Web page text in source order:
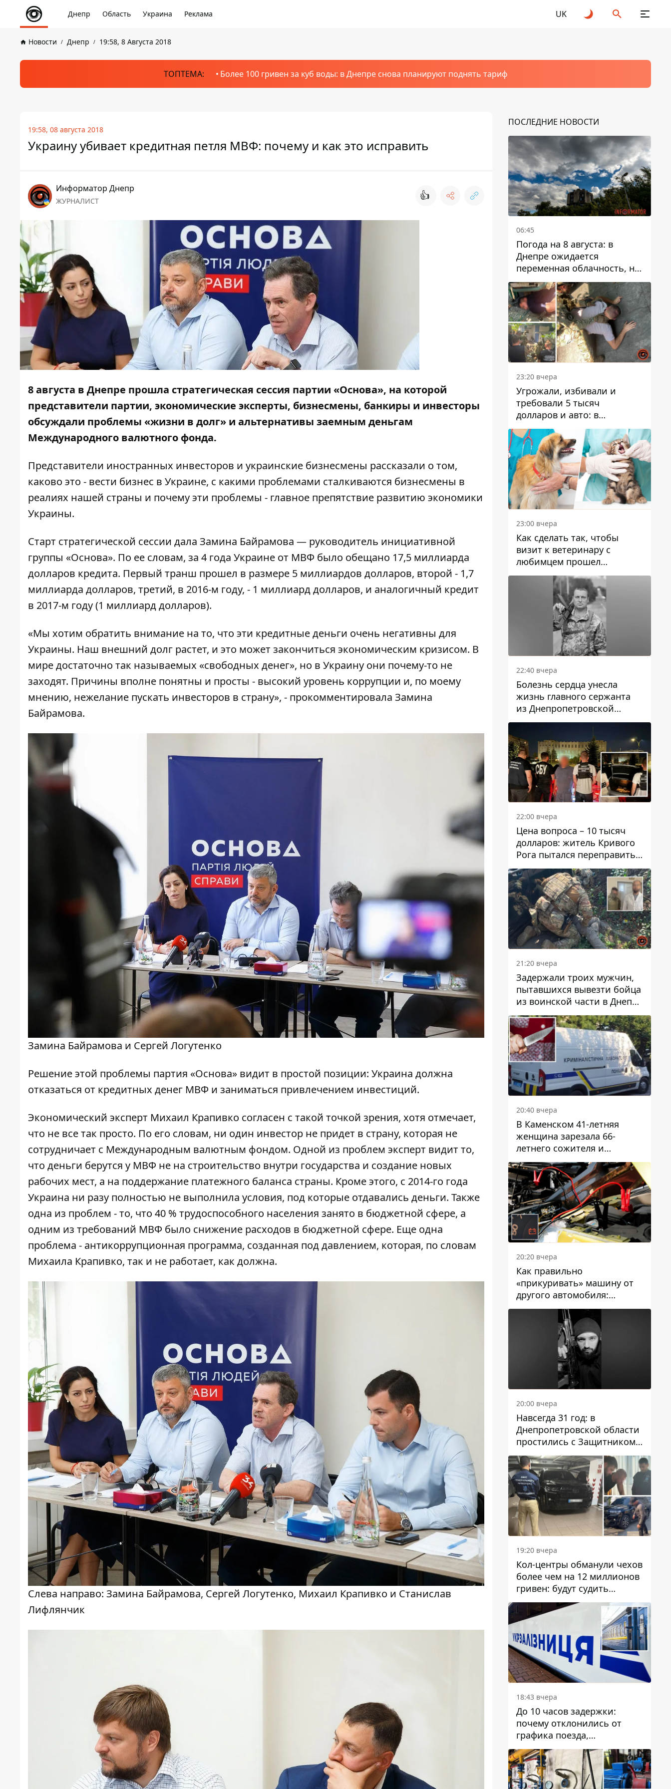
Днепр Область Украина Реклама UK
Новости Днепр 19:58, 8 Августа 2018
ТОПТЕМА: Более 100 гривен за куб воды: в Днепре снова планируют поднять тариф
19:58, 08 августа 2018
Украину убивает кредитная петля МВФ: почему и как это исправить
Информатор Днепр
ЖУРНАЛИСТ 👍
8 августа в Днепре прошла стратегическая сессия партии «Основа», на которой
представители партии, экономические эксперты, бизнесмены, банкиры и инвесторы
обсуждали проблемы «жизни в долг» и альтернативы заемным деньгам
Международного валютного фонда.
Представители иностранных инвесторов и украинские бизнесмены рассказали о том,
каково это - вести бизнес в Украине, с какими проблемами сталкиваются бизнесмены в
реалиях нашей страны и почему эти проблемы - главное препятствие развитию экономики
Украины.
Старт стратегической сессии дала Замина Байрамова — руководитель инициативной
группы «Основа». По ее словам, за 4 года Украине от МВФ было обещано 17,5 миллиарда
долларов кредита. Первый транш прошел в размере 5 миллиардов долларов, второй - 1,7
миллиарда долларов, третий, в 2016-м году, - 1 миллиард долларов, и аналогичный кредит
в 2017-м году (1 миллиард долларов).
«Мы хотим обратить внимание на то, что эти кредитные деньги очень негативны для
Украины. Наш внешний долг растет, и это может закончиться экономическим кризисом. В
мире достаточно так называемых «свободных денег», но в Украину они почему-то не
заходят. Причины вполне понятны и просты - высокий уровень коррупции и, по моему
мнению, нежелание пускать инвесторов в страну», - прокомментировала Замина
Байрамова.
Замина Байрамова и Сергей Логутенко
Решение этой проблемы партия «Основа» видит в простой позиции: Украина должна
отказаться от кредитных денег МВФ и заниматься привлечением инвестиций.
Экономический эксперт Михаил Крапивко согласен с такой точкой зрения, хотя отмечает,
что не все так просто. По его словам, ни один инвестор не придет в страну, которая не
сотрудничает с Международным валютным фондом. Одной из проблем эксперт видит то,
что деньги берутся у МВФ не на строительство внутри государства и создание новых
рабочих мест, а на поддержание платежного баланса страны. Кроме этого, с 2014-го года
Украина ни разу полностью не выполнила условия, под которые отдавались деньги. Также
одна из проблем - то, что 40 % трудоспособного населения занято в бюджетной сфере, а
одним из требований МВФ было снижение расходов в бюджетной сфере. Еще одна
проблема - антикоррупционная программа, созданная под давлением, которая, по словам
Михаила Крапивко, так и не работает, как должна.
Слева направо: Замина Байрамова, Сергей Логутенко, Михаил Крапивко и Станислав
Лифлянчик
ПОСЛЕДНИЕ НОВОСТИ
06:45
Погода на 8 августа: в
Днепре ожидается
переменная облачность, но
может пойти дождь
23:20 вчера
Угрожали, избивали и
требовали 5 тысяч
долларов и авто: в
Павлограде задержали двух
мужчин
23:00 вчера
Как сделать так, чтобы
визит к ветеринару с
любимцем прошел
спокойно: простые советы
22:40 вчера
Болезнь сердца унесла
жизнь главного сержанта
из Днепропетровской
области Юрия Свистуна
22:00 вчера
Цена вопроса – 10 тысяч
долларов: житель Кривого
Рога пытался переправить
мужчину в Словакию
21:20 вчера
Задержали троих мужчин,
пытавшихся вывезти бойца
из воинской части в Днепр
за 7 тысяч долларов: среди
них был врач
20:40 вчера
В Каменском 41-летняя
женщина зарезала 66-
летнего сожителя и
пыталась обмануть
полицейских
20:20 вчера
Как правильно
«прикуривать» машину от
другого автомобиля:
инструкция для водителей
20:00 вчера
Навсегда 31 год: в
Днепропетровской области
простились с Защитником
Александром Репиным
19:20 вчера
Кол-центры обманули чехов
более чем на 12 миллионов
гривен: будут судить
днепрянина,
организовавшего
транснациональную
преступную организацию
18:43 вчера
До 10 часов задержки:
почему отклонились от
графика поезда,
курсирующие через Днепр
и область